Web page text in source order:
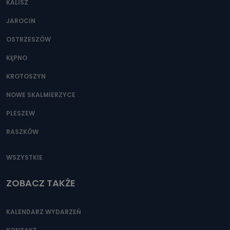
Można to zrobić pod numerem telefonu 62 735-51-05 lub
KALISZ
JAROCIN
OSTRZESZÓW
KĘPNO
KROTOSZYN
NOWE SKALMIERZYCE
PLESZEW
RASZKÓW
WSZYSTKIE
ZOBACZ TAKŻE
KALENDARZ WYDARZEŃ